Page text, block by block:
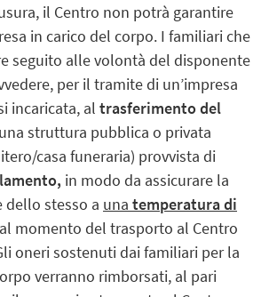
il Centro non potrà garantire
in carico del corpo. I familiari che
seguito alle volontà del disponente
per il tramite di un’impresa
incaricata, al trasferimento del
struttura pubblica o privata
casa funeraria) provvista di
in modo da assicurare la
dello stesso a una temperatura di
momento del trasporto al Centro
oneri sostenuti dai familiari per la
verranno rimborsati, al pari